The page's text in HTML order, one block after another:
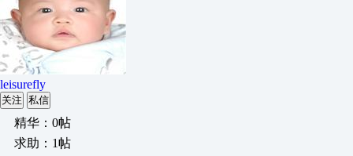
leisurefly
关注 私信
精华：0帖
求助：1帖